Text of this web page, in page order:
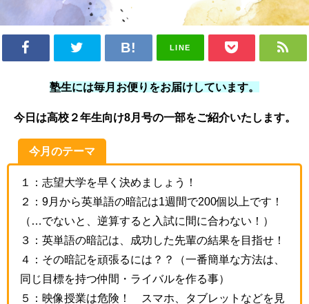
LINE
塾生には毎月お便りをお届けしています。
今日は高校２年生向け8月号の一部をご紹介いたします。
今月のテーマ
１：志望大学を早く決めましょう！
２：9月から英単語の暗記は1週間で200個以上です！
（…でないと、逆算すると入試に間に合わない！）
３：英単語の暗記は、成功した先輩の結果を目指せ！
４：その暗記を頑張るには？？（一番簡単な方法は、
同じ目標を持つ仲間・ライバルを作る事）
５：映像授業は危険！ スマホ、タブレットなどを見